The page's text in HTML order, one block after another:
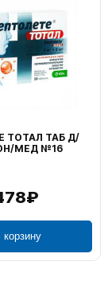
ТОТАЛ ТАБ Д/
МЕД №16
корзину